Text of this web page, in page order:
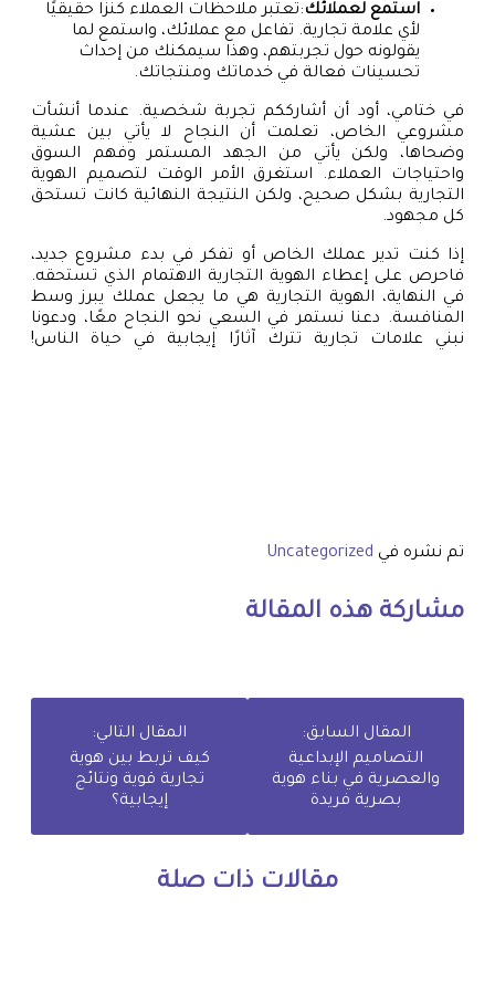
استمع لعملائك:تعتبر ملاحظات العملاء كنزًا حقيقيًا
لأي علامة تجارية. تفاعل مع عملائك، واستمع لما
يقولونه حول تجربتهم، وهذا سيمكنك من إحداث
تحسينات فعالة في خدماتك ومنتجاتك.
في ختامي، أود أن أشارككم تجربة شخصية. عندما أنشأت
مشروعي الخاص، تعلمت أن النجاح لا يأتي بين عشية
وضحاها، ولكن يأتي من الجهد المستمر وفهم السوق
واحتياجات العملاء. استغرق الأمر الوقت لتصميم الهوية
التجارية بشكل صحيح، ولكن النتيجة النهائية كانت تستحق
كل مجهود.
إذا كنت تدير عملك الخاص أو تفكر في بدء مشروع جديد،
فاحرص على إعطاء الهوية التجارية الاهتمام الذي تستحقه.
في النهاية، الهوية التجارية هي ما يجعل عملك يبرز وسط
المنافسة. دعنا نستمر في السعي نحو النجاح معًا، ودعونا
نبني علامات تجارية تترك آثارًا إيجابية في حياة الناس!
تم نشره في Uncategorized
مشاركة هذه المقالة
المقال السابق:
التصاميم الإبداعية
والعصرية في بناء هوية
بصرية فريدة
المقال التالي:
كيف تربط بين هوية
تجارية قوية ونتائج
إيجابية؟
مقالات ذات صلة